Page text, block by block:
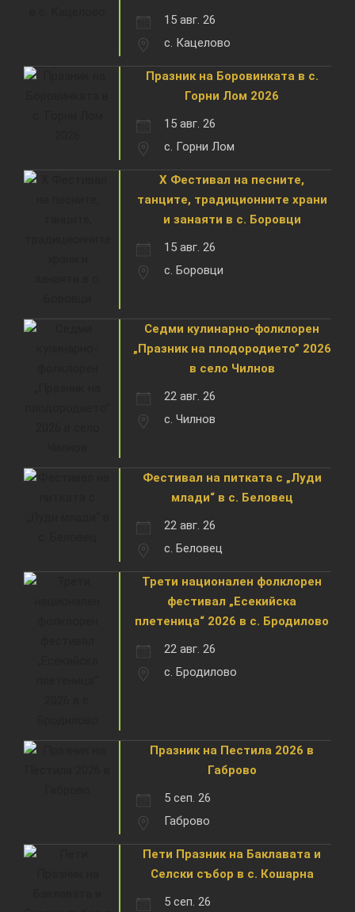
15 авг. 26
с. Кацелово
Празник на Боровинката в с.
Горни Лом 2026
15 авг. 26
с. Горни Лом
X Фестивал на песните,
танците, традиционните храни
и занаяти в с. Боровци
15 авг. 26
с. Боровци
Седми кулинарно-фолклорен
„Празник на плодородието” 2026
в село Чилнов
22 авг. 26
с. Чилнов
Фестивал на питката с „Луди
млади“ в с. Беловец
22 авг. 26
с. Беловец
Трети национален фолклорен
фестивал „Есекийска
плетеница“ 2026 в с. Бродилово
22 авг. 26
с. Бродилово
Празник на Пестила 2026 в
Габрово
5 сеп. 26
Габрово
Пети Празник на Баклавата и
Селски събор в с. Кошарна
5 сеп. 26